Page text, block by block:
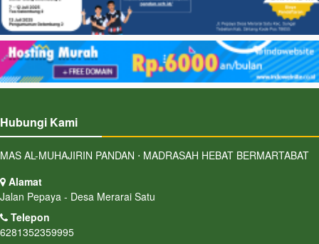
Hubungi Kami
MAS AL-MUHAJIRIN PANDAN ⋅ MADRASAH HEBAT BERMARTABAT
Alamat
Jalan Pepaya - Desa Merarai Satu
Telepon
6281352359995